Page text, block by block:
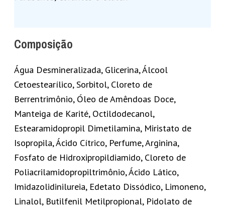
Composição
Água Desmineralizada, Glicerina, Álcool
Cetoestearílico, Sorbitol, Cloreto de
Berrentrimônio, Óleo de Amêndoas Doce,
Manteiga de Karité, Octildodecanol,
Estearamidopropil Dimetilamina, Miristato de
Isopropila, Ácido Cítrico, Perfume, Arginina,
Fosfato de Hidroxipropildiamido, Cloreto de
Poliacrilamidopropiltrimônio, Ácido Lático,
Imidazolidinilureia, Edetato Dissódico, Limoneno,
Linalol, Butilfenil Metilpropional, Pidolato de